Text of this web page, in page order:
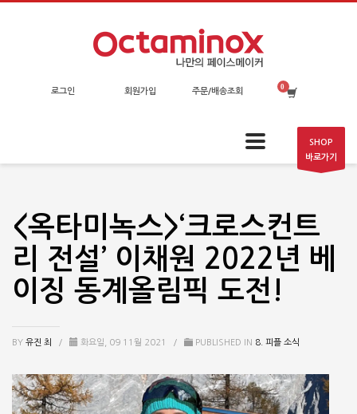
로그인 회원가입 주문/배송조회
SHOP
바로가기
<옥타미녹스>‘크로스컨트
리 전설’ 이채원 2022년 베
이징 동계올림픽 도전!
BY 유진 최 / 화요일, 09 11월 2021 / PUBLISHED IN 8. 피플 소식